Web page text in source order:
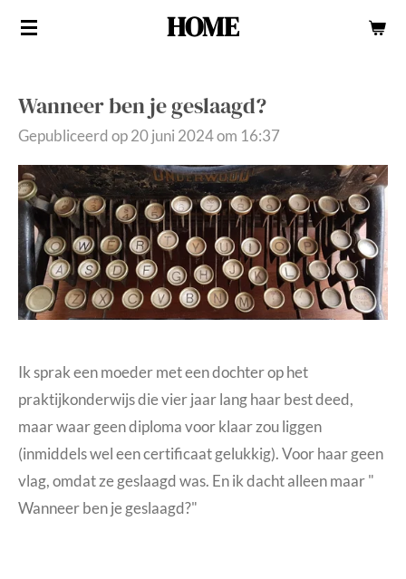
Ga
de
hoofdinhoud
HOME
Wanneer ben je geslaagd?
Gepubliceerd op 20 juni 2024 om 16:37
Ik sprak een moeder met een dochter op het
praktijkonderwijs die vier jaar lang haar best deed,
maar waar geen diploma voor klaar zou liggen
(inmiddels wel een certificaat gelukkig). Voor haar geen
vlag, omdat ze geslaagd was. En ik dacht alleen maar "
Wanneer ben je geslaagd?"